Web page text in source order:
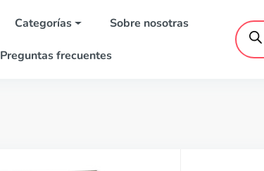
Categorías Sobre nosotras
Preguntas frecuentes
de